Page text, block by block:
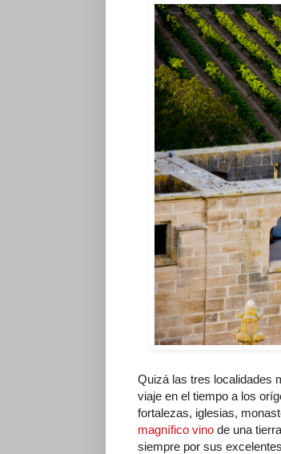
Quizá las tres localidades
viaje en el tiempo a los
fortalezas, iglesias,
magnífico vino de una
siempre por sus